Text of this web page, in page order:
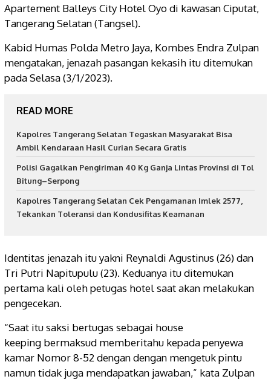
Apartement Balleys City Hotel Oyo di kawasan Ciputat,
Tangerang Selatan (Tangsel).
Kabid Humas Polda Metro Jaya, Kombes Endra Zulpan
mengatakan, jenazah pasangan kekasih itu ditemukan
pada Selasa (3/1/2023).
READ MORE
Kapolres Tangerang Selatan Tegaskan Masyarakat Bisa
Ambil Kendaraan Hasil Curian Secara Gratis
Polisi Gagalkan Pengiriman 40 Kg Ganja Lintas Provinsi di Tol
Bitung–Serpong
Kapolres Tangerang Selatan Cek Pengamanan Imlek 2577,
Tekankan Toleransi dan Kondusifitas Keamanan
Identitas jenazah itu yakni Reynaldi Agustinus (26) dan
Tri Putri Napitupulu (23). Keduanya itu ditemukan
pertama kali oleh petugas hotel saat akan melakukan
pengecekan.
“Saat itu saksi bertugas sebagai house
keeping bermaksud memberitahu kepada penyewa
kamar Nomor 8-52 dengan dengan mengetuk pintu
namun tidak juga mendapatkan jawaban,” kata Zulpan